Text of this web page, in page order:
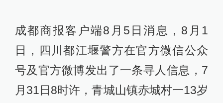
成都商报客户端8月5日消息，8月1
日，四川都江堰警方在官方微信公众
号及官方微博发出了一条寻人信息，7
月31日8时许，青城山镇赤城村一13岁